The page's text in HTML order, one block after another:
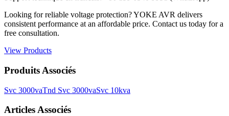
Looking for reliable voltage protection? YOKE AVR delivers
consistent performance at an affordable price. Contact us today for a
free consultation.
View Products
Produits Associés
Svc 3000vaTnd Svc 3000vaSvc 10kva
Articles Associés